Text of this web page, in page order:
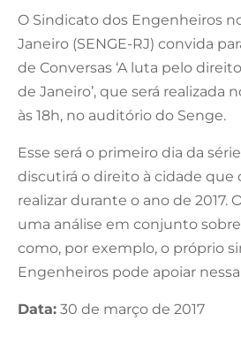
O Sindicato dos Engenheiros
Janeiro (SENGE-RJ) convida
de Conversas ‘A luta pelo
de Janeiro’, que será realizada
às 18h, no auditório do Senge.
Esse será o primeiro dia da
discutirá o direito à cidade que
realizar durante o ano de 2017.
uma análise em conjunto
como, por exemplo, o próprio
Engenheiros pode apoiar
Data: 30 de março de 2017